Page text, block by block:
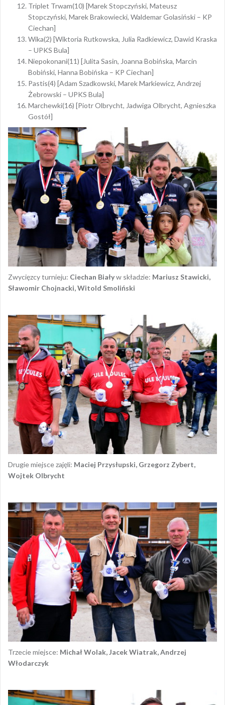
Triplet Trwam(10) [Marek Stopczyński, Mateusz
Stopczyński, Marek Brakowiecki, Waldemar Golasiński – KP
Ciechan]
Wika(2) [Wiktoria Rutkowska, Julia Radkiewicz, Dawid Kraska
– UPKS Bula]
Niepokonani(11) [Julita Sasin, Joanna Bobińska, Marcin
Bobiński, Hanna Bobińska – KP Ciechan]
Pastis(4) [Adam Szadkowski, Marek Markiewicz, Andrzej
Żebrowski – UPKS Bula]
Marchewki(16) [Piotr Olbrycht, Jadwiga Olbrycht, Agnieszka
Gostół]
Zwycięzcy turnieju: Ciechan Białyw składzie: Mariusz Stawicki,
Sławomir Chojnacki, Witold Smoliński
Drugie miejsce zajęli: Maciej Przysłupski, Grzegorz Zybert,
Wojtek Olbrycht
Trzecie miejsce: Michał Wolak, Jacek Wiatrak, Andrzej
Włodarczyk